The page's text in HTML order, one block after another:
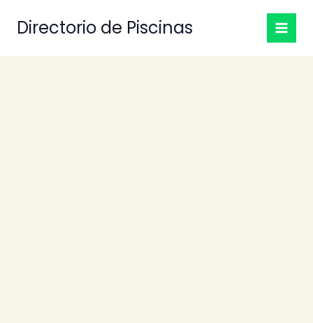
Directorio de Piscinas